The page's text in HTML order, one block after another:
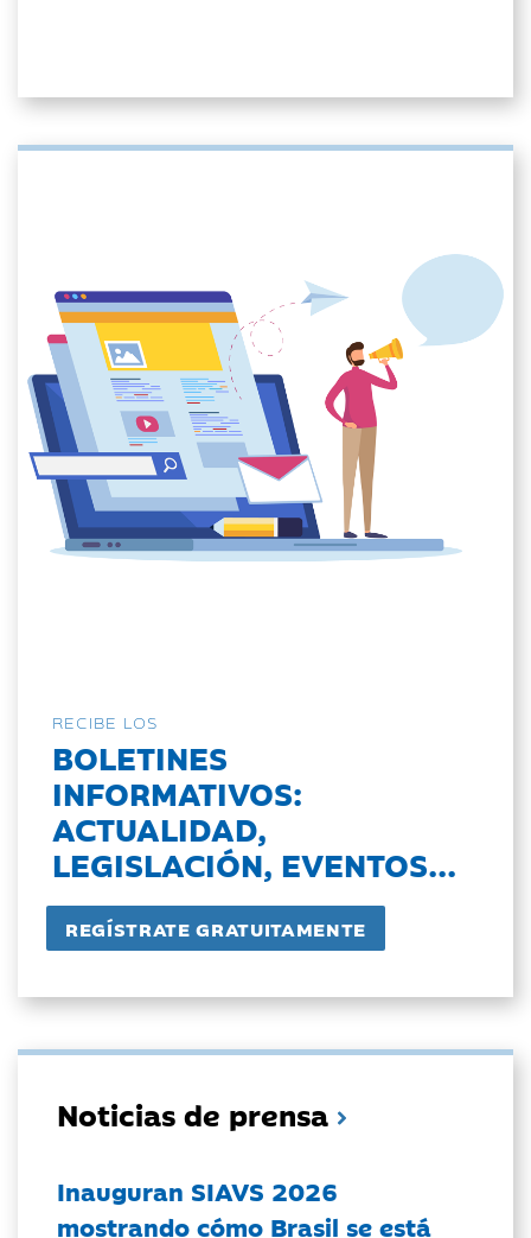
RECIBE LOS
BOLETINES
INFORMATIVOS:
ACTUALIDAD,
LEGISLACIÓN, EVENTOS...
Noticias de prensa
Inauguran SIAVS 2026
mostrando cómo Brasil se está